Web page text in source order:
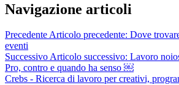
Navigazione articoli
PrecedenteArticolo precedente: Dove
eventi
SuccessivoArticolo successivo: Lavoro
Pro, contro e quando ha senso ￼
Crebs - Ricerca di lavoro per creativi,